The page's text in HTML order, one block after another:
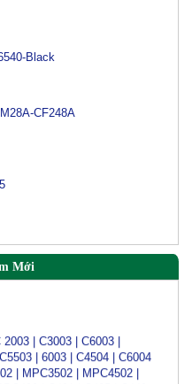
Black
CF248A
Mới
3054/ 3554/ 3054SP/
3554/4054/5054/6054
| 6003 | C4504 | C6004
| MPC3502 | MPC4502 |
| C431 | C435 | C440